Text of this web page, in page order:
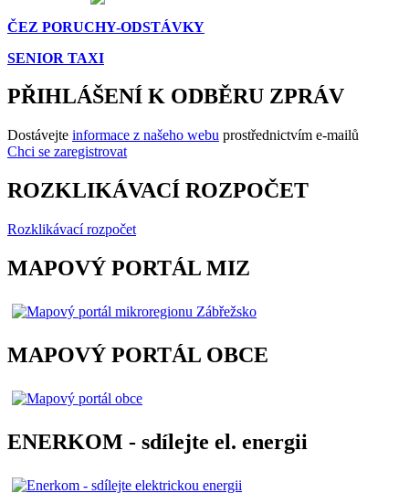
ČEZ PORUCHY-ODSTÁVKY
SENIOR TAXI
PŘIHLÁŠENÍ K ODBĚRU ZPRÁV
Dostávejte informace z našeho webu prostřednictvím e-mailů
Chci se zaregistrovat
ROZKLIKÁVACÍ ROZPOČET
Rozklikávací rozpočet
MAPOVÝ PORTÁL MIZ
MAPOVÝ PORTÁL OBCE
ENERKOM - sdílejte el. energii